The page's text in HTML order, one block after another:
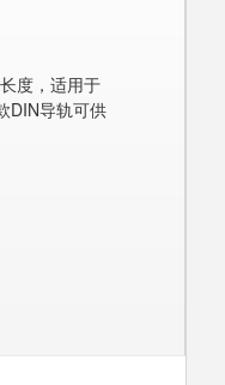
度，适用于
DIN导轨可供